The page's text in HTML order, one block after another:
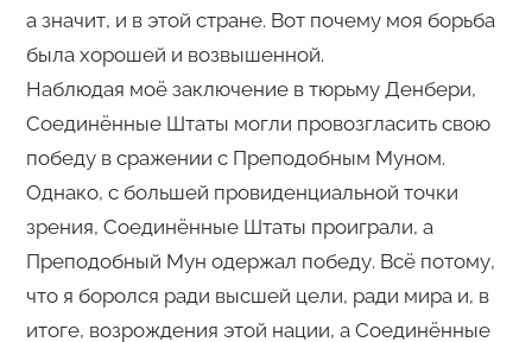
а значит, и в этой стране. Вот почему моя борьба
была хорошей и возвышенной.
Наблюдая моё заключение в тюрьму Денбери,
Соединённые Штаты могли провозгласить свою
победу в сражении с Преподобным Муном.
Однако, с большей провиденциальной точки
зрения, Соединённые Штаты проиграли, а
Преподобный Мун одержал победу. Всё потому,
что я боролся ради высшей цели, ради мира и, в
итоге, возрождения этой нации, а Соединённые